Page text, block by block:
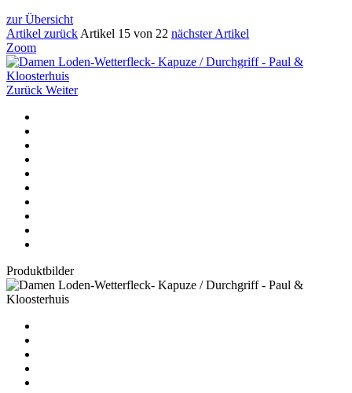
zur Übersicht
Artikel zurück Artikel 15 von 22 nächster Artikel
Zoom
Zurück Weiter
Produktbilder